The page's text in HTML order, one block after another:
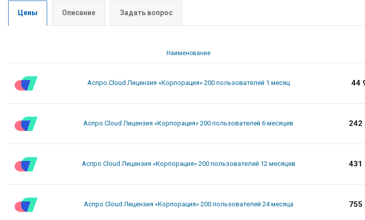
Цены Описание Задать вопрос
Наименование
Аспро.Cloud Лицензия «Корпорация» 200 пользователей 1 месяц 44
Аспро.Cloud Лицензия «Корпорация» 200 пользователей 6 месяцев 242
Аспро.Cloud Лицензия «Корпорация» 200 пользователей 12 месяцев 431
Аспро.Cloud Лицензия «Корпорация» 200 пользователей 24 месяца 755